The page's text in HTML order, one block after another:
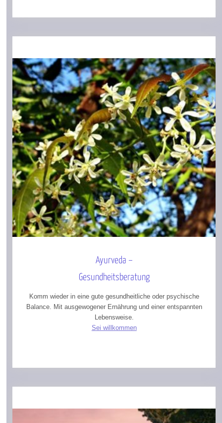
Ayurveda –
Gesundheitsberatung
Komm wieder in eine gute gesundheitliche oder psychische
Balance. Mit ausgewogener Ernährung und einer entspannten
Lebensweise.
Sei willkommen